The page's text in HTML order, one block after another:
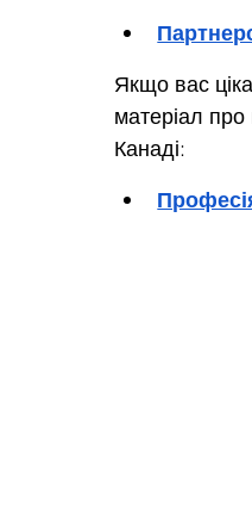
Якщо вас
матеріал про
Канаді: